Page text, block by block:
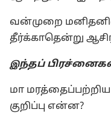
வன்முறை
தீர்க்காதென்று
இந்தப்
மா
குறிப்பு என்ன?